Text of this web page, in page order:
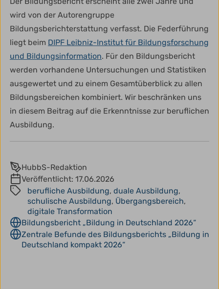
wird von der Autorengruppe
Bildungsberichterstattung verfasst. Die Federführung
liegt beim DIPF Leibniz-Institut für Bildungsforschung
und Bildungsinformation. Für den Bildungsbericht
werden vorhandene Untersuchungen und Statistiken
ausgewertet und zu einem Gesamtüberblick zu allen
Bildungsbereichen kombiniert. Wir beschränken uns
in diesem Beitrag auf die Erkenntnisse zur beruflichen
Ausbildung.
HubbS-Redaktion
Veröffentlicht: 17.06.2026
berufliche Ausbildung, duale Ausbildung,
schulische Ausbildung, Übergangsbereich,
digitale Transformation
Bildungsbericht „Bildung in Deutschland 2026“
Zentrale Befunde des Bildungsberichts „Bildung in
Deutschland kompakt 2026“